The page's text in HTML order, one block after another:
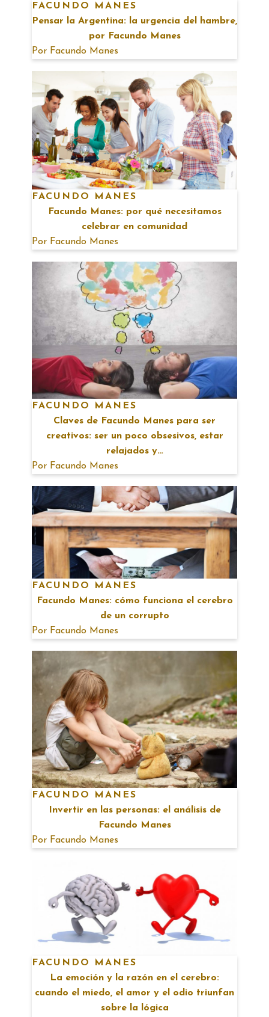
FACUNDO MANES
Pensar la Argentina: la urgencia del hambre,
por Facundo Manes
Por Facundo Manes
FACUNDO MANES
Facundo Manes: por qué necesitamos
celebrar en comunidad
Por Facundo Manes
FACUNDO MANES
Claves de Facundo Manes para ser
creativos: ser un poco obsesivos, estar
relajados y…
Por Facundo Manes
FACUNDO MANES
Facundo Manes: cómo funciona el cerebro
de un corrupto
Por Facundo Manes
FACUNDO MANES
Invertir en las personas: el análisis de
Facundo Manes
Por Facundo Manes
FACUNDO MANES
La emoción y la razón en el cerebro:
cuando el miedo, el amor y el odio triunfan
sobre la lógica